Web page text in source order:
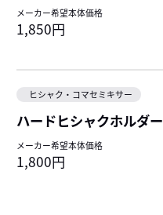
メーカー希望本体価格
1,850円
ヒシャク・コマセミキサー
ハードヒシャクホルダー
メーカー希望本体価格
1,800円